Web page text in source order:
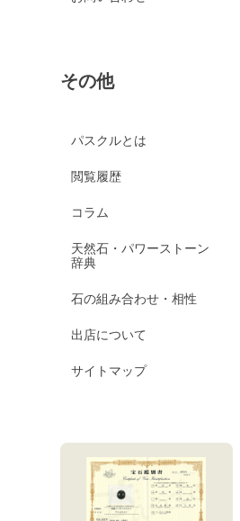
その他
パスクルとは
閲覧履歴
コラム
天然石・パワーストーン
辞典
石の組み合わせ・相性
出店について
サイトマップ